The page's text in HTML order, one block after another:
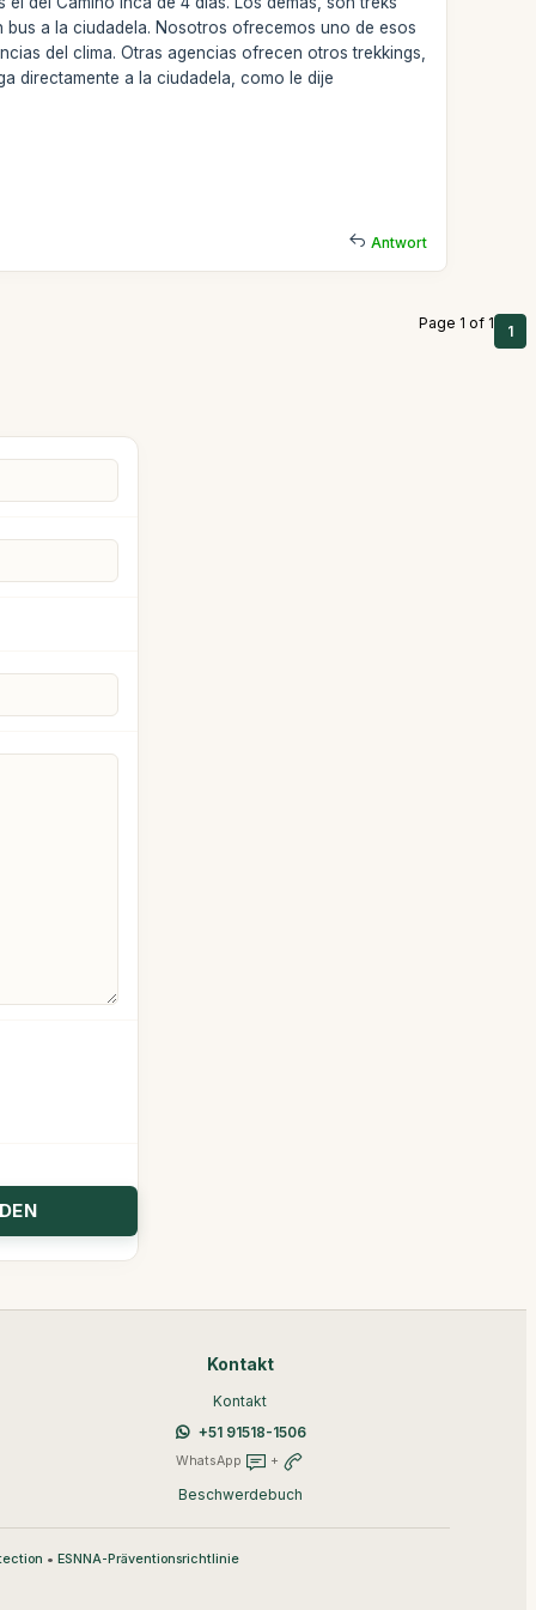
a la ciudadela. Nosotros ofrecemos uno de esos
del clima. Otras agencias ofrecen otros trekkings,
directamente a la ciudadela, como le dije
Antwort
Page 1 of 1 1
Kontakt
Kontakt
+51 91518-1506
WhatsApp +
Beschwerdebuch
• ESNNA-Präventionsrichtlinie